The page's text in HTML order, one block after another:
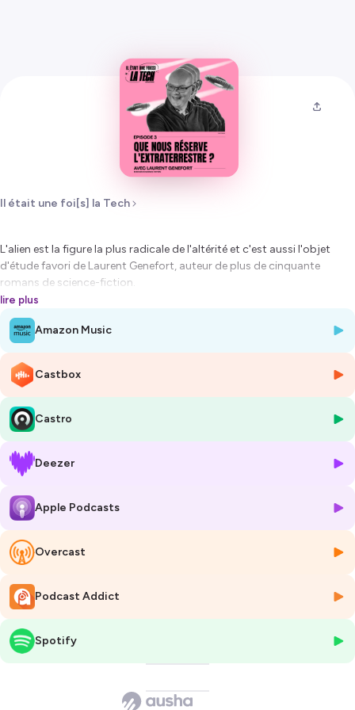
Il était une foi[s] la Tech
L'alien est la figure la plus radicale de l'altérité et c'est aussi l'objet
d'étude favori de Laurent Genefort, auteur de plus de cinquante
romans de science-fiction.
Hébergé par Ausha. Visitez
pour plus d'informations.
lire plus
Amazon Music
Castbox
Castro
Deezer
Apple Podcasts
Overcast
Podcast Addict
Spotify